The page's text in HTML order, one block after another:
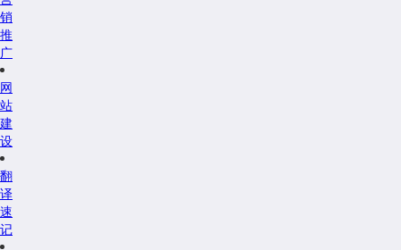
销
推
广
网
站
建
设
翻
译
速
记